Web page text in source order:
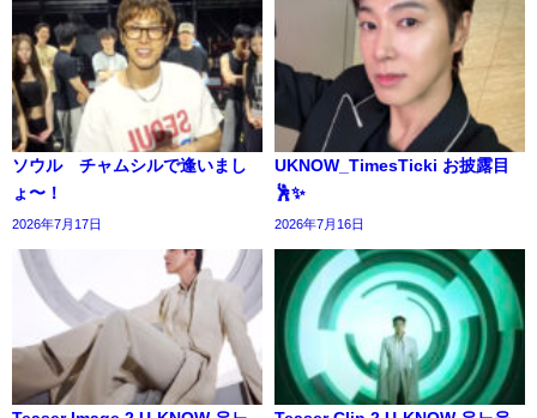
ソウル チャムシルで逢いまし
ょ〜！
2026年7月17日
UKNOW_TimesTicki お披露目
🕺✨️
2026年7月16日